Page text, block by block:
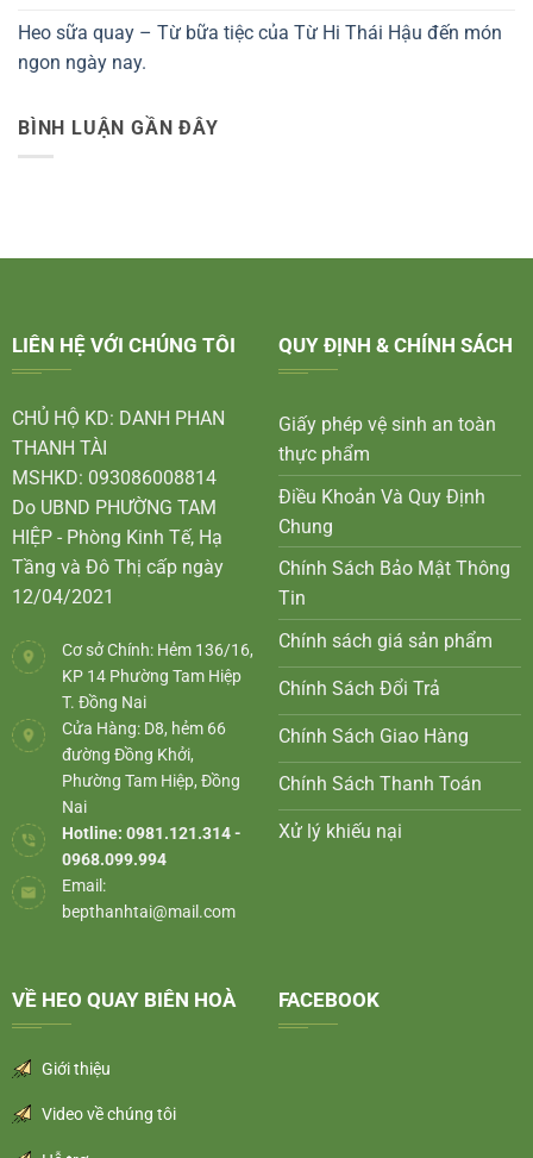
Heo sữa quay – Từ bữa tiệc của Từ Hi Thái Hậu đến món
ngon ngày nay.
BÌNH LUẬN GẦN ĐÂY
LIÊN HỆ VỚI CHÚNG TÔI
CHỦ HỘ KD: DANH PHAN
THANH TÀI
MSHKD: 093086008814
Do UBND PHƯỜNG TAM
HIỆP - Phòng Kinh Tế, Hạ
Tầng và Đô Thị cấp ngày
12/04/2021
Cơ sở Chính: Hẻm 136/16,
KP 14 Phường Tam Hiệp
T. Đồng Nai
Cửa Hàng: D8, hẻm 66
đường Đồng Khởi,
Phường Tam Hiệp, Đồng
Nai
Hotline: 0981.121.314 -
0968.099.994
Email:
bepthanhtai@mail.com
QUY ĐỊNH & CHÍNH SÁCH
Giấy phép vệ sinh an toàn
thực phẩm
Điều Khoản Và Quy Định
Chung
Chính Sách Bảo Mật Thông
Tin
Chính sách giá sản phẩm
Chính Sách Đổi Trả
Chính Sách Giao Hàng
Chính Sách Thanh Toán
Xử lý khiếu nại
VỀ HEO QUAY BIÊN HOÀ
Giới thiệu
Video về chúng tôi
FACEBOOK